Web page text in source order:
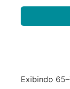
Meio
Exibindo